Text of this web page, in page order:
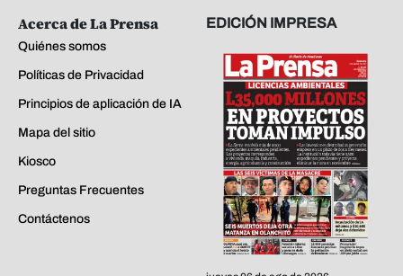
Acerca de La Prensa
Quiénes somos
Políticas de Privacidad
Principios de aplicación de IA
Mapa del sitio
Kiosco
Preguntas Frecuentes
Contáctenos
EDICIÓN IMPRESA